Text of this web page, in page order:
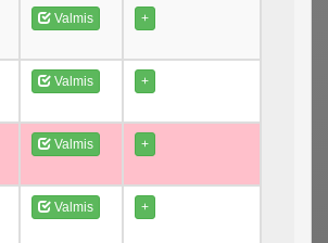
Valmis +
Valmis +
Valmis +
Valmis +